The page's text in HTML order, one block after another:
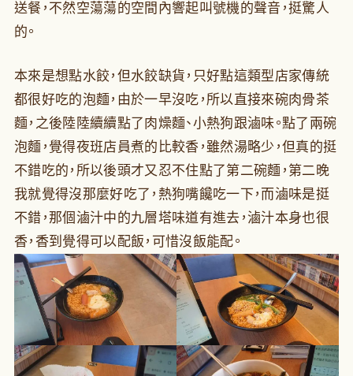
送餐，不然空蕩蕩的空間內響起叫號機的聲音，挺驚人
的。
本來是想點水餃，但水餃缺貨，只好點這類型店家傳統
都很好吃的泡麵，由於一早沒吃，所以直接來碗肉骨茶
麵，之後陸陸續續點了肉燥麵、小熱狗跟滷味。點了兩碗
泡麵，覺得夜班店員煮的比較香，雖然湯略少，但真的挺
不錯吃的，所以後頭才又忍不住點了第二碗麵，第二晚
我就覺得沒那麼好吃了，熱狗嘴饞吃一下，而滷味是挺
不錯，那個滷汁中的九層塔味道有進去，滷汁本身也很
香，香到覺得可以配飯，可惜沒飯能配。